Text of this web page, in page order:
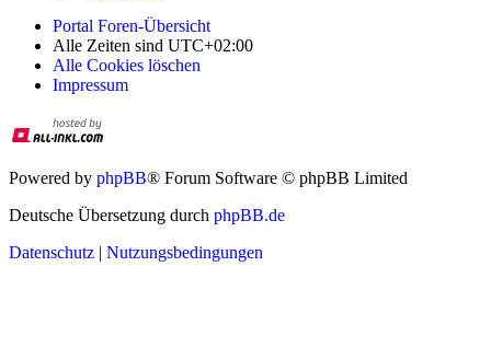
Portal Foren-Übersicht
Alle Zeiten sind UTC+02:00
Alle Cookies löschen
Impressum
Powered by phpBB® Forum Software © phpBB Limited
Deutsche Übersetzung durch phpBB.de
Datenschutz | Nutzungsbedingungen